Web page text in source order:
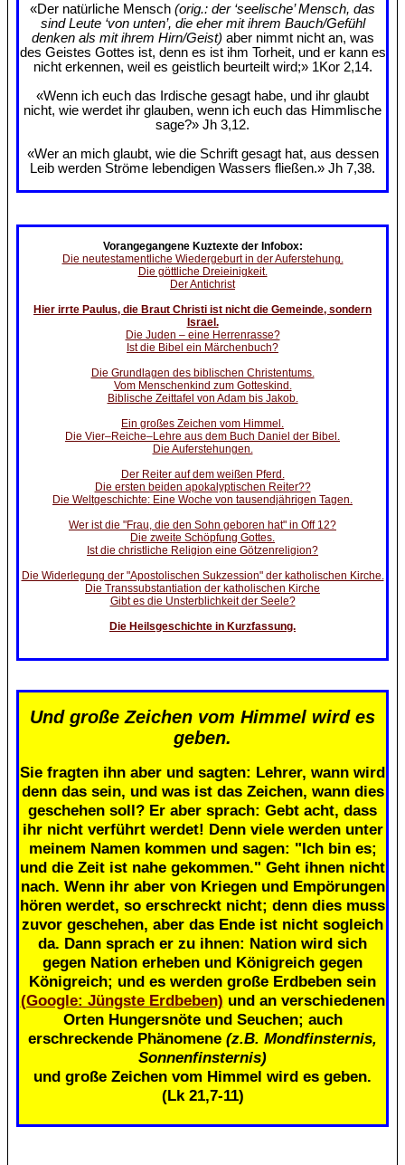
«Der natürliche Mensch (orig.: der ‘seelische’ Mensch, das
sind Leute ‘von unten’, die eher mit ihrem Bauch/Gefühl
denken als mit ihrem Hirn/Geist) aber nimmt nicht an, was
des Geistes Gottes ist, denn es ist ihm Torheit, und er kann es
nicht erkennen, weil es geistlich beurteilt wird;» 1Kor 2,14.
«Wenn ich euch das Irdische gesagt habe, und ihr glaubt
nicht, wie werdet ihr glauben, wenn ich euch das Himmlische
sage?» Jh 3,12.
«Wer an mich glaubt, wie die Schrift gesagt hat, aus dessen
Leib werden Ströme lebendigen Wassers fließen.» Jh 7,38.
Vorangegangene Kuztexte der Infobox:
Die neutestamentliche Wiedergeburt in der Auferstehung.
Die göttliche Dreieinigkeit.
Der Antichrist
Hier irrte Paulus, die Braut Christi ist nicht die Gemeinde, sondern
Israel.
Die Juden – eine Herrenrasse?
Ist die Bibel ein Märchenbuch?
Die Grundlagen des biblischen Christentums.
Vom Menschenkind zum Gotteskind.
Biblische Zeittafel von Adam bis Jakob.
Ein großes Zeichen vom Himmel.
Die Vier–Reiche–Lehre aus dem Buch Daniel der Bibel.
Die Auferstehungen.
Der Reiter auf dem weißen Pferd.
Die ersten beiden apokalyptischen Reiter??
Die Weltgeschichte: Eine Woche von tausendjährigen Tagen.
Wer ist die "Frau, die den Sohn geboren hat" in Off 12?
Die zweite Schöpfung Gottes.
Ist die christliche Religion eine Götzenreligion?
Die Widerlegung der "Apostolischen Sukzession" der katholischen Kirche.
Die Transsubstantiation der katholischen Kirche
Gibt es die Unsterblichkeit der Seele?
Die Heilsgeschichte in Kurzfassung.
Und große Zeichen vom Himmel wird es
geben.
Sie fragten ihn aber und sagten: Lehrer, wann wird
denn das sein, und was ist das Zeichen, wann dies
geschehen soll? Er aber sprach: Gebt acht, dass
ihr nicht verführt werdet! Denn viele werden unter
meinem Namen kommen und sagen: "Ich bin es;
und die Zeit ist nahe gekommen." Geht ihnen nicht
nach. Wenn ihr aber von Kriegen und Empörungen
hören werdet, so erschreckt nicht; denn dies muss
zuvor geschehen, aber das Ende ist nicht sogleich
da. Dann sprach er zu ihnen: Nation wird sich
gegen Nation erheben und Königreich gegen
Königreich; und es werden große Erdbeben sein
(Google: Jüngste Erdbeben) und an verschiedenen
Orten Hungersnöte und Seuchen; auch
erschreckende Phänomene (z.B. Mondfinsternis,
Sonnenfinsternis)
und große Zeichen vom Himmel wird es geben.
(Lk 21,7-11)